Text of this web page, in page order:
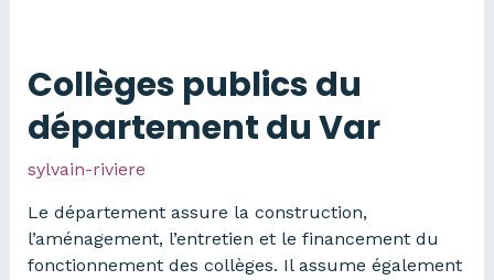
Collèges publics du
département du Var
sylvain-riviere
Le département assure la construction,
l’aménagement, l’entretien et le financement du
fonctionnement des collèges. Il assume également